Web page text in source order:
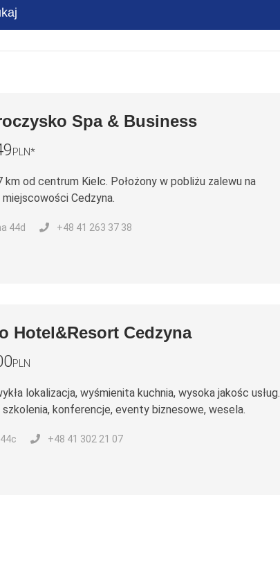
Spa & Business
PLN*
km od centrum Kielc. Położony w pobliżu zalewu na
Cedzyna.
44d +48 41 263 37 38
Hotel&Resort Cedzyna
PLN
lokalizacja, wyśmienita kuchnia, wysoka jakośc usług.
konferencje, eventy biznesowe, wesela.
+48 41 302 21 07